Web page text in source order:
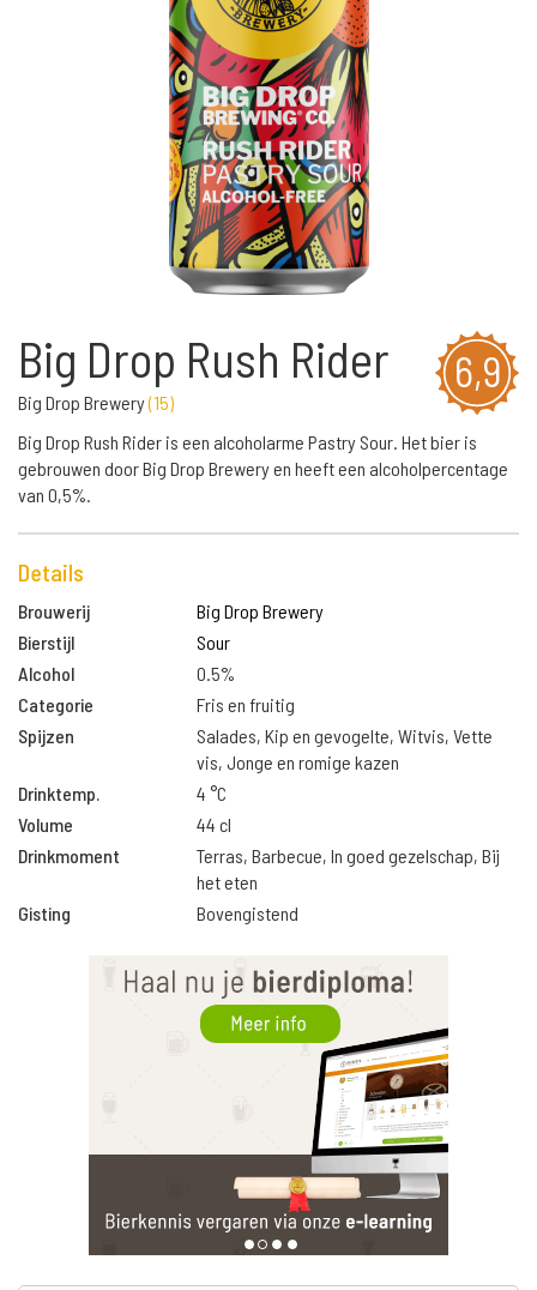
6,9
Big Drop Rush Rider
Big Drop Brewery(15)
Big Drop Rush Rider is een alcoholarme Pastry Sour. Het bier is
gebrouwen door Big Drop Brewery en heeft een alcoholpercentage
van 0,5%.
Details
Brouwerij
Big Drop Brewery
Bierstijl
Sour
Alcohol
0.5%
Categorie
Fris en fruitig
Spijzen
Salades, Kip en gevogelte, Witvis, Vette
vis, Jonge en romige kazen
Drinktemp.
4 °C
Volume
44 cl
Drinkmoment
Terras, Barbecue, In goed gezelschap, Bij
het eten
Gisting
Bovengistend